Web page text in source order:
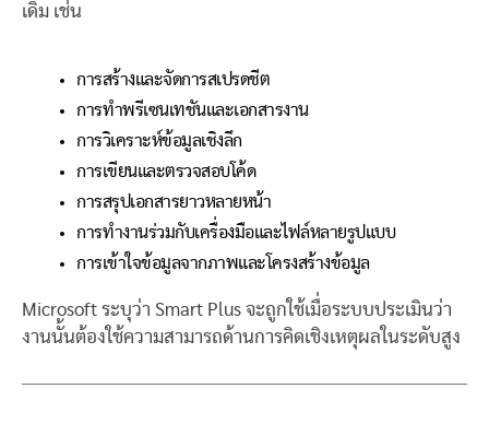
เดิม เช่น
การสร้างและจัดการสเปรดชีต
การทำพรีเซนเทชันและเอกสารงาน
การวิเคราะห์ข้อมูลเชิงลึก
การเขียนและตรวจสอบโค้ด
การสรุปเอกสารยาวหลายหน้า
การทำงานร่วมกับเครื่องมือและไฟล์หลายรูปแบบ
การเข้าใจข้อมูลจากภาพและโครงสร้างข้อมูล
Microsoft ระบุว่า Smart Plus จะถูกใช้เมื่อระบบประเมินว่า
งานนั้นต้องใช้ความสามารถด้านการคิดเชิงเหตุผลในระดับสูง